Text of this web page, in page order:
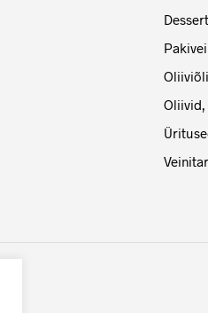
Oliiviõli
Oliivid,